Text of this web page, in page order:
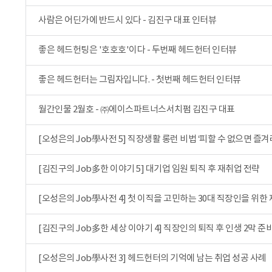
사람은 어딘가에 반드시 있다 - 김진구 대표 인터뷰
좋은 헤드헌팅은 '호호호'이다 - 두번째 헤드헌터 인터뷰
좋은 헤드헌터는 그림자입니다. - 첫번째 헤드헌터 인터뷰
월간인물 2월호 - ㈜에이스파트너스서치펌 김진구 대표
[오성은의 Job學사전 5] 직장생활 롱런 비법 ‘피할 수 없으면 즐겨
[김진구의 Job多한 이야기 5] 대기업 임원 퇴직 후 재취업 전략
[오성은의 Job學사전 4] 첫 이직을 고민하는 30대 직장인을 위한
[김진구의 Job多한 세상 이야기 4] 직장인의 퇴직 후 인생 2막 준비
[오성은의 Job學사전 3] 헤드헌터의 기억에 남는 취업 성공 사례